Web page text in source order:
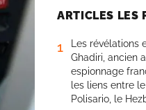
ARTICLES LES
1
Les
Ghadiri, ancien
espionnage
les liens entre
Polisario, le